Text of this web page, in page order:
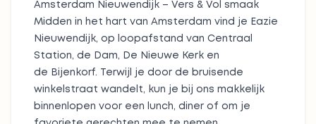
Amsterdam Nieuwendijk – Vers & Vol smaak
Midden in het hart van Amsterdam vind je Eazie
Nieuwendijk, op loopafstand van Centraal
Station, de Dam, De Nieuwe Kerk en
de Bijenkorf. Terwijl je door de bruisende
winkelstraat wandelt, kun je bij ons makkelijk
binnenlopen voor een lunch, diner of om je